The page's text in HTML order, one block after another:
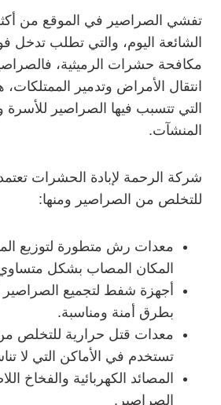
تفشي الصراصير في الموقع من
الشائعة اليوم، والتي تطلب
مكافحة حشرات الرميثية،
انتقال الأمراض وتدمير
التي تتسبب فيها الصراصير
المنشآت.
شركة الرحمة لإبادة الحشرات
للتخلص من الصراصير ومنها:
معدات رش متطورة لتوزيع
المكان المصاب بشكل
أجهزة شفط لتجميع الصراصير
بطرق أمنة ومناسبة.
معدات قتل حرارية للتخلص
تستخدم في الأماكن التي لا
المصائد الكهربائية والفخاخ
الصراصير.